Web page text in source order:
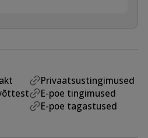
Privaatsustingimused
E-poe tingimused
E-poe tagastused